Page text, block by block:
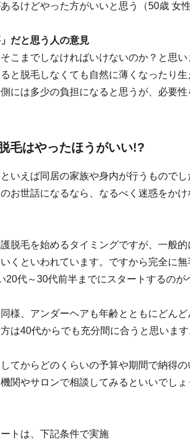
あるけどやった方がいいと思う（50歳 女性
」だと思う人の意見
そこまでしなければいけないのか？と思い
ると脱毛しなくても自然に薄くなったり
側には多少の負担になると思うが、必要
毛はやったほうがいい!?
いえば同居の家族や身内が行うもので
のお世話になるなら、なるべく迷惑をか
脱毛を始めるタイミングですが、一般
くといわれています。ですから完全に
20代～30代前半までにスタートするのが
様、アンダーヘアも年齢とともにどん
は40代からでも充分間に合うと思います
てからどのくらいの予算や期間で納得
関やサロンで相談してみるといいでしょ
トは、下記条件で実施